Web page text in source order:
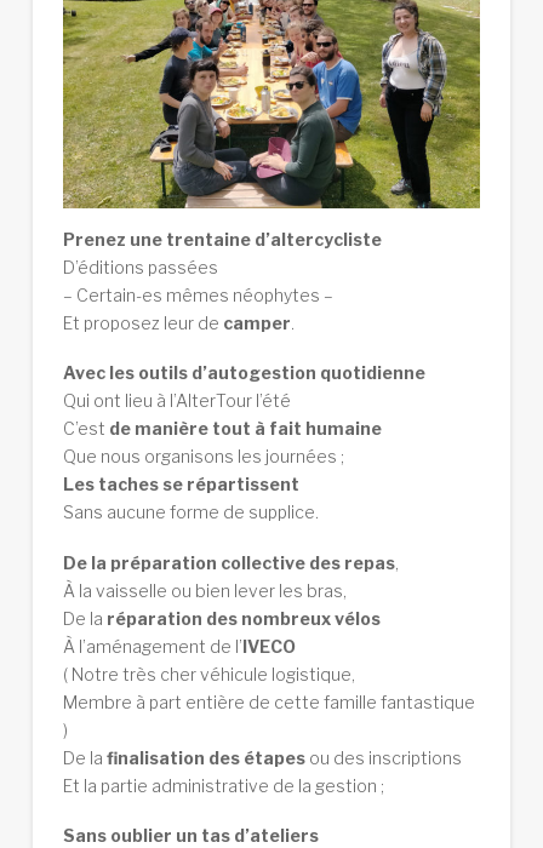
Prenez une trentaine d’altercycliste
D’éditions passées
– Certain-es mêmes néophytes –
Et proposez leur de camper
Avec les outils d’autogestion quotidienne
Qui ont lieu à l’AlterTour l’été
C’est de manière tout à fait humaine
Que nous organisons les journées ;
Les taches se répartissent
Sans aucune forme de supplice.
De la préparation collective des repas,
À la vaisselle ou bien lever les bras,
De la réparation des nombreux vélos
À l’aménagement de l’IVECO
( Notre très cher véhicule logistique,
Membre à part entière de cette famille fantastique
)
De la finalisation des étapesou des inscriptions
Et la partie administrative de la gestion ;
Sans oublier un tas d’ateliers